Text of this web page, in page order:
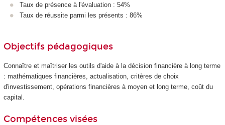
Taux de présence à l'évaluation : 54%
Taux de réussite parmi les présents : 86%
Objectifs pédagogiques
Connaître et maîtriser les outils d'aide à la décision financière à long terme
: mathématiques financières, actualisation, critères de choix
d'investissement, opérations financières à moyen et long terme, coût du
capital.
Compétences visées